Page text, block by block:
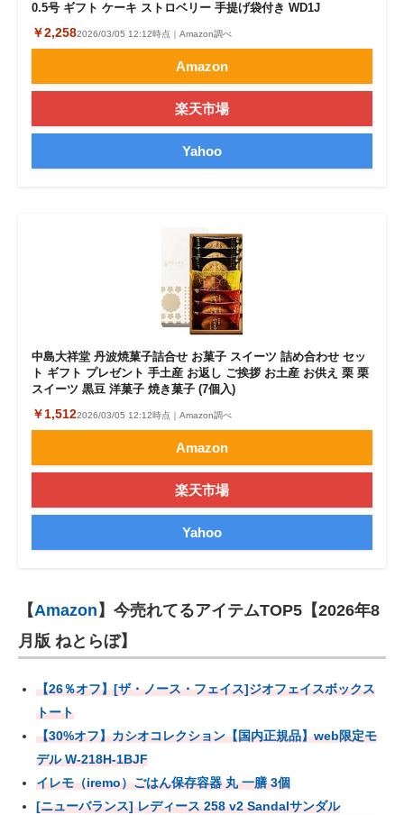
0.5号 ギフト ケーキ ストロベリー 手提げ袋付き WD1J
￥2,2582026/03/05 12:12時点｜Amazon調べ
Amazon
楽天市場
Yahoo
中島大祥堂 丹波焼菓子詰合せ お菓子 スイーツ 詰め合わせ セッ
ト ギフト プレゼント 手土産 お返し ご挨拶 お土産 お供え 栗 栗
スイーツ 黒豆 洋菓子 焼き菓子 (7個入)
￥1,5122026/03/05 12:12時点｜Amazon調べ
Amazon
楽天市場
Yahoo
【Amazon 】今売れてるアイテムTOP5【2026年8
月版 ねとらぼ】
【26％オフ】[ザ・ノース・フェイス]ジオフェイスボックス
トート
【30%オフ】カシオコレクション【国内正規品】web限定モ
デル W-218H-1BJF
イレモ（iremo）ごはん保存容器 丸 一膳 3個
[ニューバランス] レディース 258 v2 Sandalサンダル